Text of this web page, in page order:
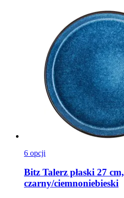
6 opcji
Bitz Talerz płaski 27 cm,
czarny/ciemnoniebieski